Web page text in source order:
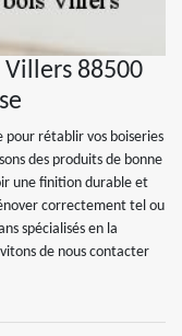
88500
pour rétablir vos boiseries
des produits de bonne
une finition durable et
correctement tel ou
spécialisés en la
de nous contacter